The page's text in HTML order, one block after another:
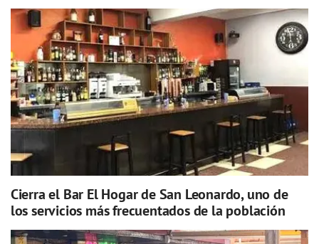
Cierra el Bar El Hogar de San Leonardo, uno de
los servicios más frecuentados de la población